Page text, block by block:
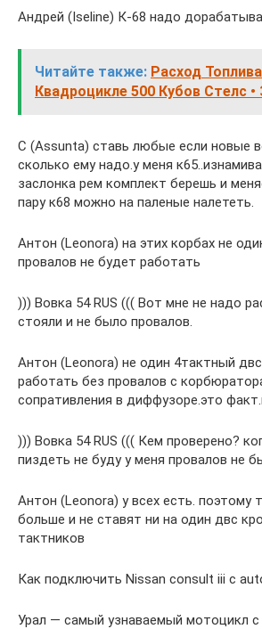
Андрей (Iseline) К-68 надо
Читайте также: Расход
Квадроцикле 500 Кубов Стелс
С (Assunta) ставь любые если новые
сколько ему надо.у меня
заслонка рем комплект берешь и
пару к68 можно на паленые налететь.
Антон (Leonora) на этих корбах не
провалов не будет работать
))) Вовка 54 RUS ((( Вот мне не надо
стояли и не было провалов.
Антон (Leonora) не один 4тактный
работать без провалов с
сопративления в диффузоре.это
))) Вовка 54 RUS ((( Кем проверено?
пиздеть не буду у меня провалов не
Антон (Leonora) у всех есть. поэтому
больше и не ставят ни на один двс
тактников
Как подключить Nissan consult iii с
Урал — самый узнаваемый мотоцикл